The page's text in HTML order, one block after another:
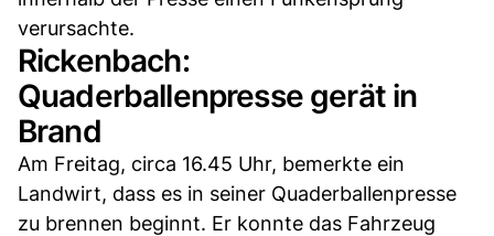
verursachte.
Rickenbach:
Quaderballenpresse gerät in
Brand
Am Freitag, circa 16.45 Uhr, bemerkte ein
Landwirt, dass es in seiner Quaderballenpresse
zu brennen beginnt. Er konnte das Fahrzeug